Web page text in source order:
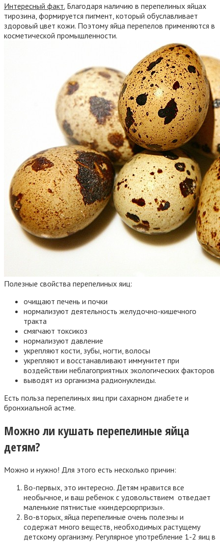
Интересный факт. Благодаря наличию в перепелиных яйцах
тирозина, формируется пигмент, который обуславливает
здоровый цвет кожи. Поэтому яйца перепелов применяются в
косметической промышленности.
Полезные свойства перепелиных яиц:
очищают печень и почки
нормализуют деятельность желудочно-кишечного
тракта
смягчают токсикоз
нормализуют давление
укрепляют кости, зубы, ногти, волосы
укрепляют и восстанавливают иммунитет при
воздействии неблагоприятных экологических факторов
выводят из организма радионуклеиды.
Есть польза перепелиных яиц при сахарном диабете и
бронхиальной астме.
Можно ли кушать перепелиные яйца
детям?
Можно и нужно! Для этого есть несколько причин:
Во-первых, это интересно. Детям нравится все
необычное, и ваш ребенок с удовольствием отведает
маленькие пятнистые «киндерсюрпризы».
Во-вторых, яйца перепелиные очень полезны и
содержат много веществ, необходимых растущему
детскому организму. Регулярное употребление 1-2 яиц в